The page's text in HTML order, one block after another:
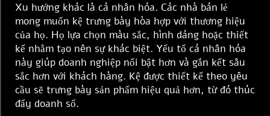
Xu hướng khác là cá nhân hóa. Các nhà bán lẻ
mong muốn kệ trưng bày hòa hợp với thương hiệu
của họ. Họ lựa chọn màu sắc, hình dáng hoặc thiết
kế nhằm tạo nên sự khác biệt. Yếu tố cá nhân hóa
này giúp doanh nghiệp nổi bật hơn và gắn kết sâu
sắc hơn với khách hàng. Kệ được thiết kế theo yêu
cầu sẽ trưng bày sản phẩm hiệu quả hơn, từ đó thúc
đẩy doanh số.